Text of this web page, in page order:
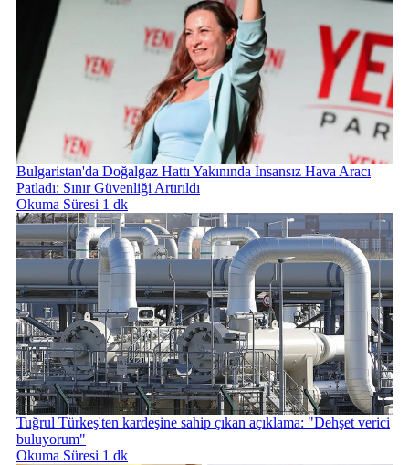
Bulgaristan'da Doğalgaz Hattı Yakınında İnsansız Hava Aracı
Patladı: Sınır Güvenliği Artırıldı
Okuma Süresi 1 dk
Tuğrul Türkeş'ten kardeşine sahip çıkan açıklama: "Dehşet verici
buluyorum"
Okuma Süresi 1 dk